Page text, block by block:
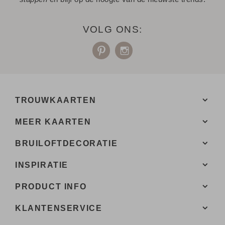
VOLG ONS:
TROUWKAARTEN
MEER KAARTEN
BRUILOFTDECORATIE
INSPIRATIE
PRODUCT INFO
KLANTENSERVICE